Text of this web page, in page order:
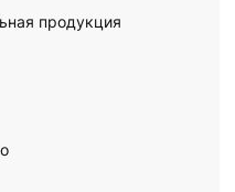
продукция